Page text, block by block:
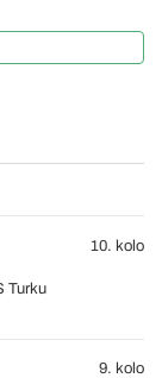
Turku
10. kolo
9. kolo